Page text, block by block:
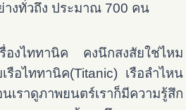
างทั่วถึง ประมาณ 700 คน
รื่องไททานิค คงนึกสงสัยใช่ไหม
อไททานิค(Titanic) เรือลำไหน
ราดูภาพยนตร์เราก็มีความรู้สึก